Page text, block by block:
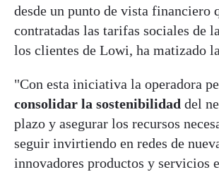
desde un punto de vista financiero
contratadas las tarifas sociales de
los clientes de Lowi, ha matizado
"Con esta iniciativa la operadora
consolidar la sostenibilidad del
plazo y asegurar los recursos
seguir invirtiendo en redes de
innovadores productos y servicios